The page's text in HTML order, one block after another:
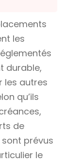
les
durable,
les autres
qu’ils
de
prévus
le